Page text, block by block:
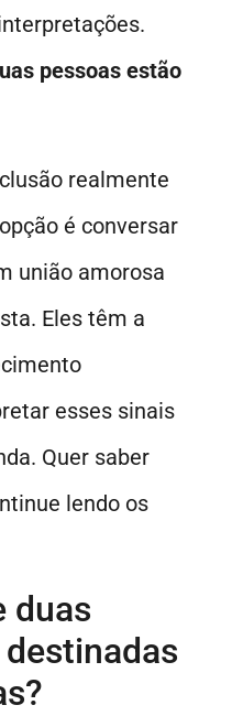
pessoas estão
realmente
é conversar
união amorosa
Eles têm a
esses sinais
Quer saber
lendo os
duas